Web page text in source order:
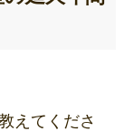
えてくださ